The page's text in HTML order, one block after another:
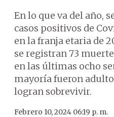
En lo que va del año,
casos positivos de
en la franja etaria de
se registran 73
en las últimas ocho
mayoría fueron
logran sobrevivir.
Febrero 10, 2024 06:19 p. m.